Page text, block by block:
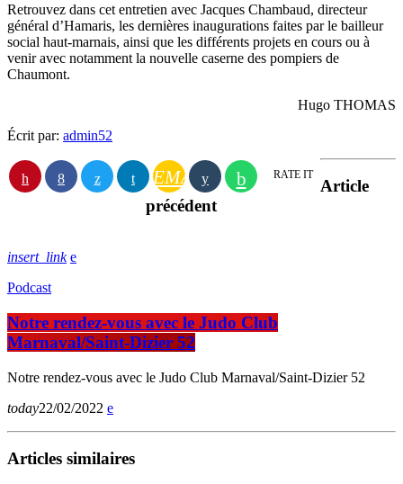
Retrouvez dans cet entretien avec Jacques Chambaud, directeur
général d’Hamaris, les dernières inaugurations faites par le bailleur
social haut-marnais, ainsi que les différents projets en cours ou à
venir avec notamment la nouvelle caserne des pompiers de
Chaumont.
Hugo THOMAS
Écrit par: admin52
EMAIL RATE IT
Article
précédent
insert_link
Podcast
Notre rendez-vous avec le Judo Club
Marnaval/Saint-Dizier 52
Notre rendez-vous avec le Judo Club Marnaval/Saint-Dizier 52
today22/02/2022
Articles similaires